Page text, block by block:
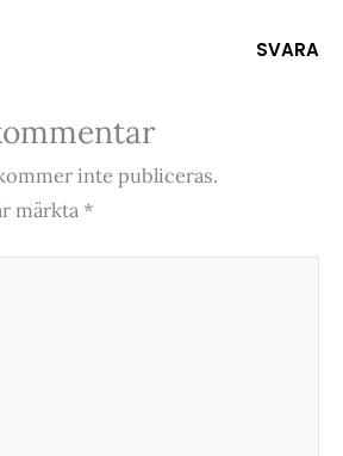
SVARA
inte publiceras.
märkta *